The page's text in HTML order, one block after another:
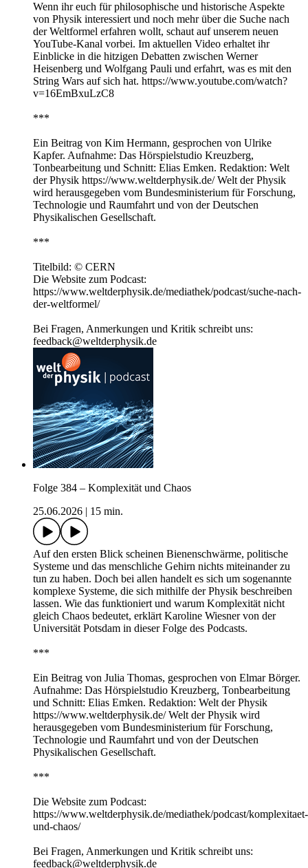
Wenn ihr euch für philosophische und historische Aspekte
von Physik interessiert und noch mehr über die Suche nach
der Weltformel erfahren wollt, schaut auf unserem neuen
YouTube-Kanal vorbei. Im aktuellen Video erhaltet ihr
Einblicke in die hitzigen Debatten zwischen Werner
Heisenberg und Wolfgang Pauli und erfahrt, was es mit den
String Wars auf sich hat. https://www.youtube.com/watch?
v=16EmBxuLzC8
***
Ein Beitrag von Kim Hermann, gesprochen von Ulrike
Kapfer. Aufnahme: Das Hörspielstudio Kreuzberg,
Tonbearbeitung und Schnitt: Elias Emken. Redaktion: Welt
der Physik https://www.weltderphysik.de/ Welt der Physik
wird herausgegeben vom Bundesministerium für Forschung,
Technologie und Raumfahrt und von der Deutschen
Physikalischen Gesellschaft.
***
Titelbild: © CERN
Die Website zum Podcast:
https://www.weltderphysik.de/mediathek/podcast/suche-nach-
der-weltformel/
Bei Fragen, Anmerkungen und Kritik schreibt uns:
feedback@weltderphysik.de
Folge 384 – Komplexität und Chaos
25.06.2026
15 min.
Auf den ersten Blick scheinen Bienenschwärme, politische
Systeme und das menschliche Gehirn nichts miteinander zu
tun zu haben. Doch bei allen handelt es sich um sogenannte
komplexe Systeme, die sich mithilfe der Physik beschreiben
lassen. Wie das funktioniert und warum Komplexität nicht
gleich Chaos bedeutet, erklärt Karoline Wiesner von der
Universität Potsdam in dieser Folge des Podcasts.
***
Ein Beitrag von Julia Thomas, gesprochen von Elmar Börger.
Aufnahme: Das Hörspielstudio Kreuzberg, Tonbearbeitung
und Schnitt: Elias Emken. Redaktion: Welt der Physik
https://www.weltderphysik.de/ Welt der Physik wird
herausgegeben vom Bundesministerium für Forschung,
Technologie und Raumfahrt und von der Deutschen
Physikalischen Gesellschaft.
***
Die Website zum Podcast:
https://www.weltderphysik.de/mediathek/podcast/komplexitaet-
und-chaos/
Bei Fragen, Anmerkungen und Kritik schreibt uns:
feedback@weltderphysik.de